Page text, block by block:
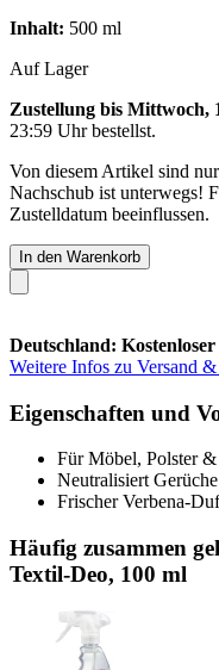
Inhalt: 500 ml
Auf Lager
Zustellung bis Mittwoch,
23:59 Uhrbestellst.
Von diesem Artikel sind
Nachschub ist unterwegs!
Zustelldatum beeinflussen.
In den Warenkorb
Deutschland:
Weitere Infos zu Versand
Eigenschaften und
Für Möbel, Polster
Neutralisiert
Frischer Verbena-
Häufig zusammen
Textil-Deo, 100 ml